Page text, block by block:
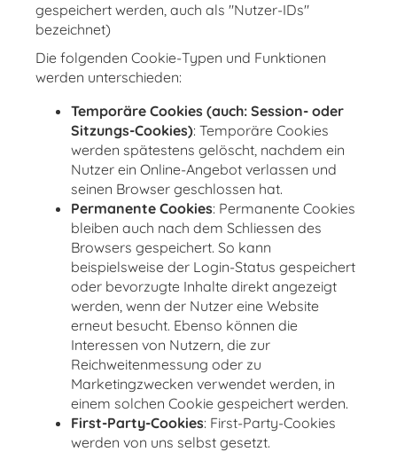
gespeichert werden, auch als "Nutzer-IDs"
bezeichnet)
Die folgenden Cookie-Typen und Funktionen
werden unterschieden:
Temporäre Cookies (auch: Session- oder
Sitzungs-Cookies): Temporäre Cookies
werden spätestens gelöscht, nachdem ein
Nutzer ein Online-Angebot verlassen und
seinen Browser geschlossen hat.
Permanente Cookies: Permanente Cookies
bleiben auch nach dem Schliessen des
Browsers gespeichert. So kann
beispielsweise der Login-Status gespeichert
oder bevorzugte Inhalte direkt angezeigt
werden, wenn der Nutzer eine Website
erneut besucht. Ebenso können die
Interessen von Nutzern, die zur
Reichweitenmessung oder zu
Marketingzwecken verwendet werden, in
einem solchen Cookie gespeichert werden.
First-Party-Cookies: First-Party-Cookies
werden von uns selbst gesetzt.